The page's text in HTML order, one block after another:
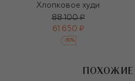
Хлопковое худи
88 100 ₽
61 650 ₽
-30%